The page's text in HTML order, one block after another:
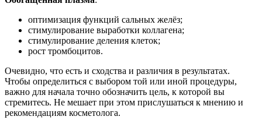
оптимизация функций сальных желёз;
стимулирование выработки коллагена;
стимулирование деления клеток;
рост тромбоцитов.
Очевидно, что есть и сходства и различия в результатах.
Чтобы определиться с выбором той или иной процедуры,
важно для начала точно обозначить цель, к которой вы
стремитесь. Не мешает при этом прислушаться к мнению и
рекомендациям косметолога.